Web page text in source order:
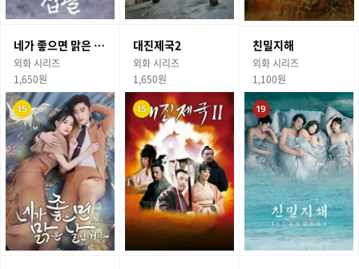
네가 좋으면 맑은 날인 거야
외화 시리즈
1,650원
대진제국2
외화 시리즈
1,650원
친밀지해
외화 시리즈
1,100원